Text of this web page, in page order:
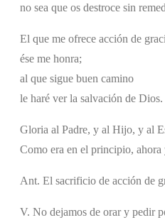
no sea que os destroce sin
El que me ofrece acción de
ése me honra;
al que sigue buen camino
le haré ver la salvación de Dios.
Gloria al Padre, y al Hijo, y al
Como era en el principio,
Ant. El sacrificio de acción de
V. No dejamos de orar y pedir